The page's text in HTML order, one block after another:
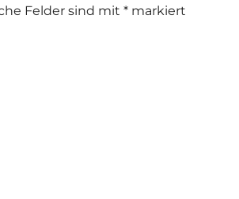
Felder sind mit *markiert